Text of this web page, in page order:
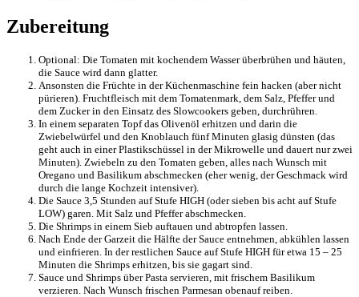
Zubereitung
Optional: Die Tomaten mit kochendem Wasser überbrühen und häuten,
die Sauce wird dann glatter.
Ansonsten die Früchte in der Küchenmaschine fein hacken (aber nicht
pürieren). Fruchtfleisch mit dem Tomatenmark, dem Salz, Pfeffer und
dem Zucker in den Einsatz des Slowcookers geben, durchrühren.
In einem separaten Topf das Olivenöl erhitzen und darin die
Zwiebelwürfel und den Knoblauch fünf Minuten glasig dünsten (das
geht auch in einer Plastikschüssel in der Mikrowelle und dauert nur zwei
Minuten). Zwiebeln zu den Tomaten geben, alles nach Wunsch mit
Oregano und Basilikum abschmecken (eher wenig, der Geschmack wird
durch die lange Kochzeit intensiver).
Die Sauce 3,5 Stunden auf Stufe HIGH (oder sieben bis acht auf Stufe
LOW) garen. Mit Salz und Pfeffer abschmecken.
Die Shrimps in einem Sieb auftauen und abtropfen lassen.
Nach Ende der Garzeit die Hälfte der Sauce entnehmen, abkühlen lassen
und einfrieren. In der restlichen Sauce auf Stufe HIGH für etwa 15 – 25
Minuten die Shrimps erhitzen, bis sie gagart sind.
Sauce und Shrimps über Pasta servieren, mit frischem Basilikum
verzieren. Nach Wunsch frischen Parmesan obenauf reiben.